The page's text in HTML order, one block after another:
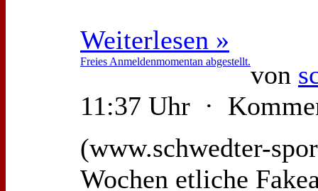
Weiterlesen »
Freies Anmeldenmomentan abgestellt.von
11:37 Uhr ·
(www.schwedter-
Wochen etliche